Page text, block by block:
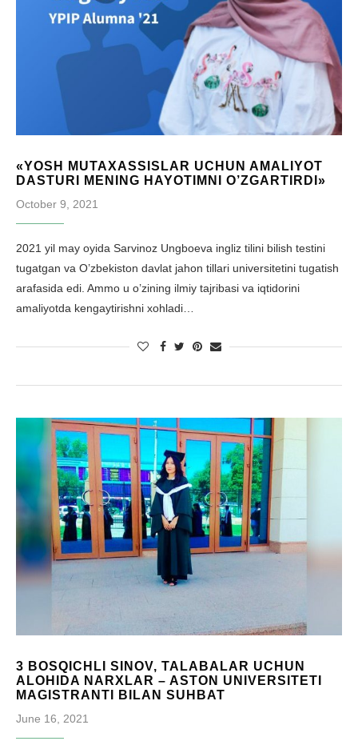
«YOSH MUTAXASSISLAR UCHUN AMALIYOT
DASTURI MENING HAYOTIMNI O’ZGARTIRDI»
October 9, 2021
2021 yil may oyida Sarvinoz Ungboeva ingliz tilini bilish testini
tugatgan va O’zbekiston davlat jahon tillari universitetini tugatish
arafasida edi. Ammo u o’zining ilmiy tajribasi va iqtidorini
amaliyotda kengaytirishni xohladi…
3 BOSQICHLI SINOV, TALABALAR UCHUN
ALOHIDA NARXLAR – ASTON UNIVERSITETI
MAGISTRANTI BILAN SUHBAT
June 16, 2021